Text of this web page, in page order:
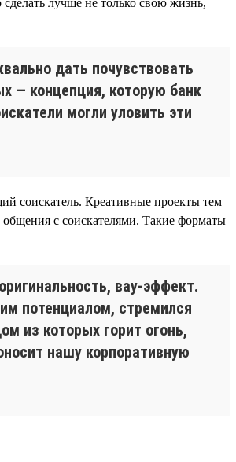
дать почувствовать
— концепция, которую банк
могли уловить эти
соискатель. Креативные проекты тем
с соискателями. Такие форматы
вау-эффект.
потенциалом, стремился
из которых горит огонь,
нашу корпоративную